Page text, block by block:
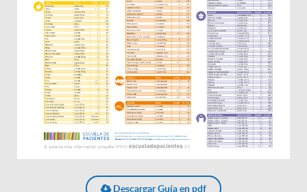
Descargar Guía en pdf